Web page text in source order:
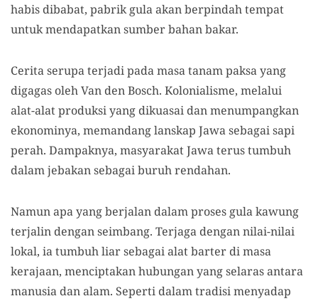
habis dibabat, pabrik gula akan berpindah tempat
untuk mendapatkan sumber bahan bakar.
Cerita serupa terjadi pada masa tanam paksa yang
digagas oleh Van den Bosch. Kolonialisme, melalui
alat-alat produksi yang dikuasai dan menumpangkan
ekonominya, memandang lanskap Jawa sebagai sapi
perah. Dampaknya, masyarakat Jawa terus tumbuh
dalam jebakan sebagai buruh rendahan.
Namun apa yang berjalan dalam proses gula kawung
terjalin dengan seimbang. Terjaga dengan nilai-nilai
lokal, ia tumbuh liar sebagai alat barter di masa
kerajaan, menciptakan hubungan yang selaras antara
manusia dan alam. Seperti dalam tradisi menyadap